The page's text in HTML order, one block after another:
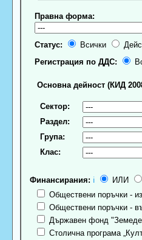
Правна форма:
Статус: Всички
Регистрация по ДДС:
Основна дейност (КИД
Сектор:
Раздел:
Група:
Клас:
Финансирания: ℹ ИЛИ
Обществени поръчки -
Обществени поръчки -
Държавен фонд
Столична програма